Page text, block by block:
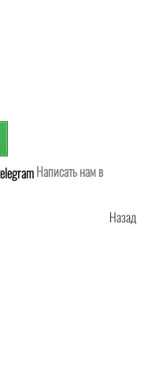
Написать нам в
Назад